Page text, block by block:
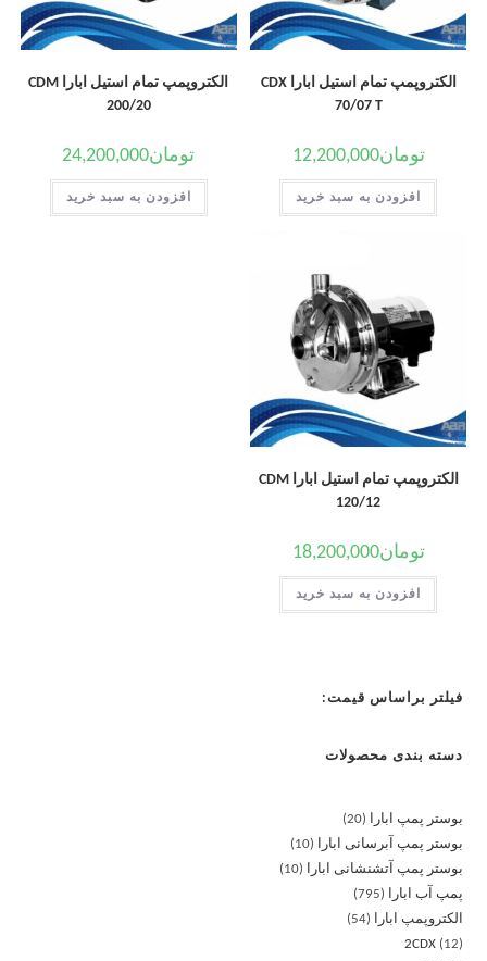
الکتروپمپ تمام استیل ابارا CDX
70/07 T
تومان12,200,000
افزودن به سبد خرید
الکتروپمپ تمام استیل ابارا CDM
200/20
تومان24,200,000
افزودن به سبد خرید
الکتروپمپ تمام استیل ابارا CDM
120/12
تومان18,200,000
افزودن به سبد خرید
فیلتر براساس قیمت:
دسته بندی محصولات
بوستر پمپ ابارا
20
بوستر پمپ آبرسانی ابارا
10
بوستر پمپ آتشنشانی ابارا
10
پمپ آب ابارا
795
الکتروپمپ ابارا
54
2CDX
12